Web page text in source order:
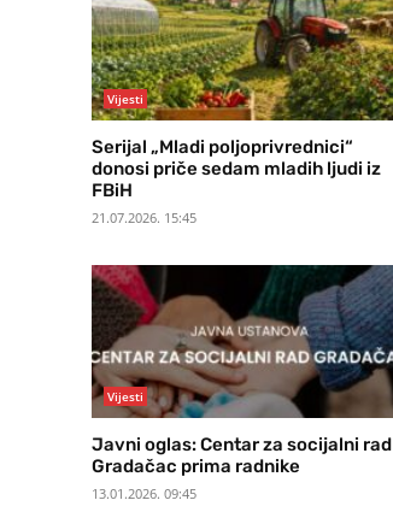
Vijesti
Serijal „Mladi poljoprivrednici“
donosi priče sedam mladih ljudi iz
FBiH
21.07.2026. 15:45
Vijesti
Javni oglas: Centar za socijalni rad
Gradačac prima radnike
13.01.2026. 09:45